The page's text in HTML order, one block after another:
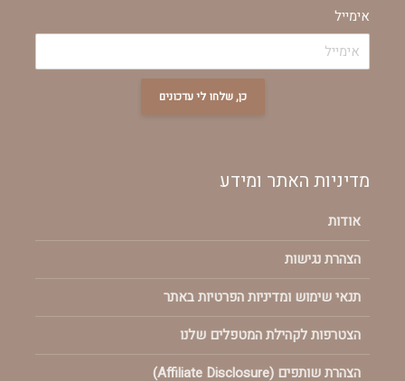
אימייל
כן, שלחו לי עדכונים
מדיניות האתר ומידע
אודות
הצהרת נגישות
תנאי שימוש ומדיניות הפרטיות באתר
הצטרפות לקהילת המטפלים שלנו
הצהרת שותפים (Affiliate Disclosure)